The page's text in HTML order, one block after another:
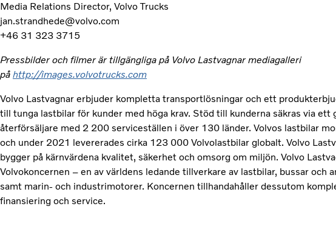
Media Relations Director, Volvo Trucks
jan.strandhede@volvo.com
+46 31 323 3715
Pressbilder och filmer är tillgängliga på Volvo Lastvagnar mediagalleri
på http://images.volvotrucks.com
Volvo Lastvagnar erbjuder kompletta transportlösningar och ett
till tunga lastbilar för kunder med höga krav. Stöd till kunderna säkras via ett
återförsäljare med 2 200 serviceställen i över 130 länder. Volvos lastbilar
och under 2021 levererades cirka 123 000 Volvolastbilar globalt. Volvo
bygger på kärnvärdena kvalitet, säkerhet och omsorg om miljön. Volvo
Volvokoncernen – en av världens ledande tillverkare av lastbilar, bussar och
samt marin- och industrimotorer. Koncernen tillhandahåller dessutom
finansiering och service.